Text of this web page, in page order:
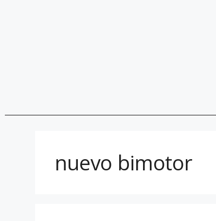
nuevo bimotor